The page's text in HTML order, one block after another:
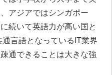
アジアではシンガポー
続いて英語力が高い国と
言語となっているIT業界
通できることは大きな強